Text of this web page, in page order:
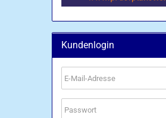
Kundenlogin
E-
Mail-
Adresse
Passwort